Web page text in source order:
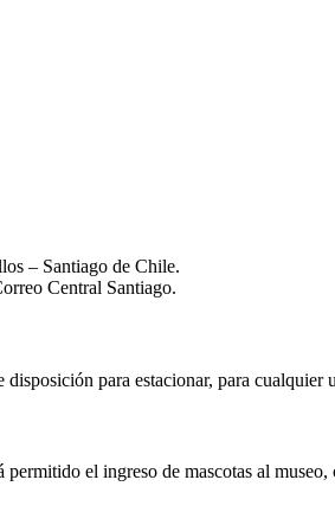
– Santiago de Chile.
Central Santiago.
para estacionar, para
permitido el ingreso de mascotas al